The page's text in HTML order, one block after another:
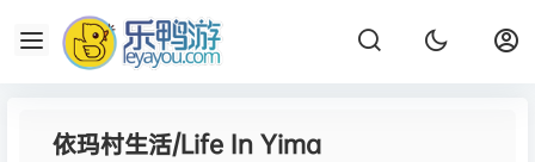
依玛村生活/Life In Yima